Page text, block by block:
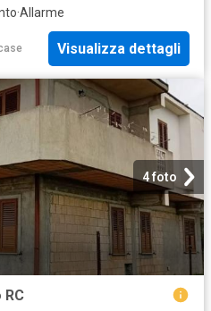
·Allarme
Visualizza dettagli
4 foto